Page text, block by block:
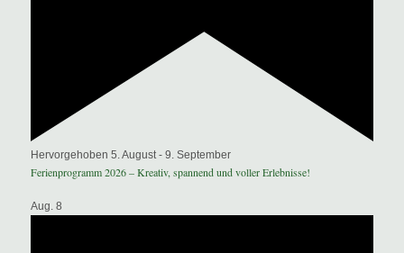
Hervorgehoben 5. August -9. September
Ferienprogramm 2026 – Kreativ, spannend und voller Erlebnisse!
Aug.8